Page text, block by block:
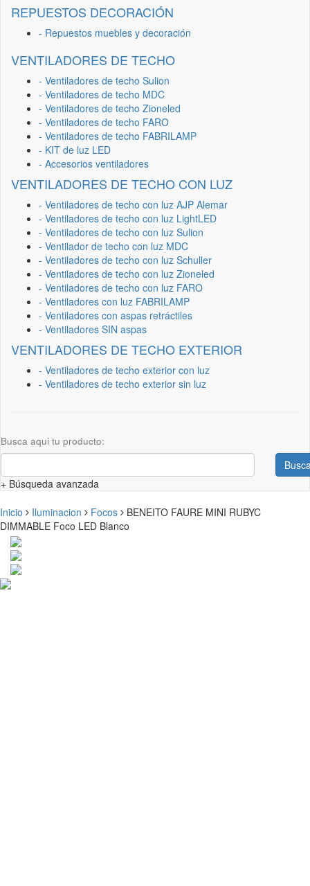
REPUESTOS DECORACIÓN
- Repuestos muebles y decoración
VENTILADORES DE TECHO
- Ventiladores de techo Sulion
- Ventiladores de techo MDC
- Ventiladores de techo Zioneled
- Ventiladores de techo FARO
- Ventiladores de techo FABRILAMP
- KIT de luz LED
- Accesorios ventiladores
VENTILADORES DE TECHO CON LUZ
- Ventiladores de techo con luz AJP Alemar
- Ventiladores de techo con luz LightLED
- Ventiladores de techo con luz Sulion
- Ventilador de techo con luz MDC
- Ventiladores de techo con luz Schuller
- Ventiladores de techo con luz Zioneled
- Ventiladores de techo con luz FARO
- Ventiladores con luz FABRILAMP
- Ventiladores con aspas retráctiles
- Ventiladores SIN aspas
VENTILADORES DE TECHO EXTERIOR
- Ventiladores de techo exterior con luz
- Ventiladores de techo exterior sin luz
Busca aqui tu producto:
+ Búsqueda avanzada
Inicio Iluminacion Focos
BENEITO FAURE MINI RUBYC
DIMMABLE Foco LED Blanco